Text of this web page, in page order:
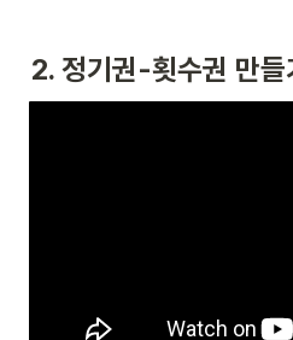
2. 정기권-횟수권 만들